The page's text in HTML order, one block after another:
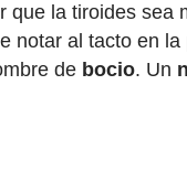
la tiroides sea
notar al tacto en
de bocio. Un